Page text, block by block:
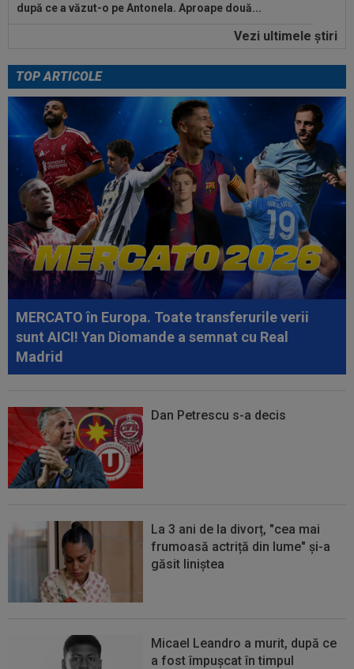
după ce a văzut-o pe Antonela. Aproape două...
Dinamo - FC Voluntari LIVE VIDEO, sâmbătă,
10:12
Verdict fără dubii: cei doi jucători de care
FCSB are nevoie pentru a ”câștiga...
10:06
Elias Charalambous a debutat pe banca lui
Levadiakos
10:00 EXCLUSIV
Ce a spus Antonio Folha, fără să
știe că a fost dat afară de Ioan Varga de la...
Vezi ultimele ştiri
TOP ARTICOLE
MERCATO în Europa. Toate transferurile verii
sunt AICI! Yan Diomande a semnat cu Real
Madrid
Dan Petrescu s-a decis
La 3 ani de la divorț, "cea mai
frumoasă actriță din lume" și-a
găsit liniștea
Micael Leandro a murit, după ce
a fost împușcat în timpul